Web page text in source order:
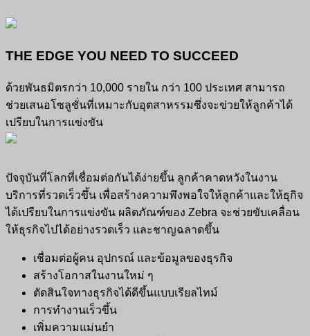
THE EDGE YOU NEED TO SUCCEED
ด้วยพันธมิตรกว่า 10,000 รายใน กว่า 100 ประเทศ สามารถ
ช่วยเสนอโซลูชั่นที่เหมาะกับอุตสาหรรมซึ่งจะข่วยให้ลูกค้าได้
เปรียบในการแข่งขัน
ปัจจุบันที่โลกที่เชื่อมต่อกันได้ง่ายขึ้น ลูกค้าคาดหวังในงาน
บริการที่รวดเร็วขึ้น เพื่อสร้างความพึงพอใจให้ลูกค้าและให้ธุกิจ
ได้เปรียบในการแข่งขัน ผลิตภัณฑ์ของ Zebra จะช่วยขับเคลื่อน
ให้ธุรกิจไปได้อย่างรวดเร็ว และชาญฉลาดขึ้น
เชื่อมต่อผู้คน อุปกรณ์ และข้อมูลของธุรกิจ
สร้างโอกาสในงานใหม่ ๆ
ตัดสินใจทางธุรกิจได้ดีขึ้นแบบเรียลไทม์
การทำงานเร็วขึ้น
เพิ่มความแม่นยำ